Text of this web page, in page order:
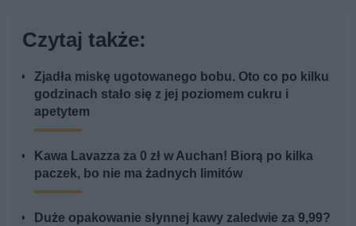
Czytaj także:
Zjadła miskę ugotowanego bobu. Oto co po kilku
godzinach stało się z jej poziomem cukru i
apetytem
Kawa Lavazza za 0 zł w Auchan! Biorą po kilka
paczek, bo nie ma żadnych limitów
Duże opakowanie słynnej kawy zaledwie za 9,99?